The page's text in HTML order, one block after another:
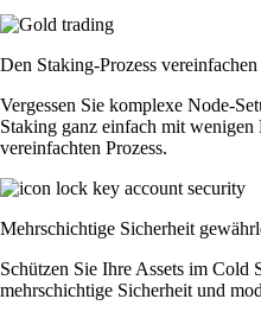
Den Staking-Prozess vereinfachen
Vergessen Sie komplexe Node-
Staking ganz einfach mit
vereinfachten Prozess.
Mehrschichtige Sicherheit
Schützen Sie Ihre Assets im Cold
mehrschichtige Sicherheit und